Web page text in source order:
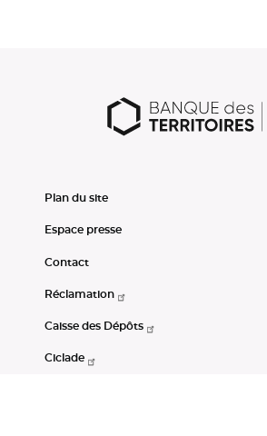
Plan du site
Espace presse
Contact
Réclamation
Caisse des Dépôts
Ciclade